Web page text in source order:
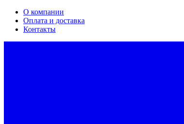
О компании
Оплата и доставка
Контакты